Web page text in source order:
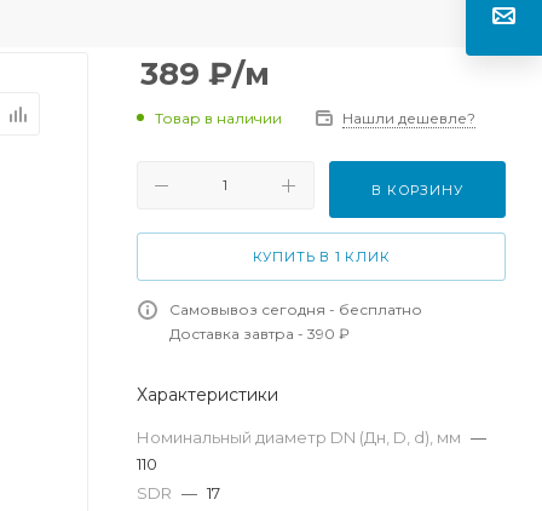
389 ₽/м
Товар в наличии Нашли дешевле?
В КОРЗИНУ
КУПИТЬ В 1 КЛИК
Самовывоз сегодня - бесплатно
Доставка завтра - 390 ₽
Характеристики
Номинальный диаметр DN (Дн, D, d), мм —
110
SDR — 17